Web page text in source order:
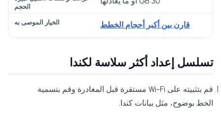
قارن بين أكبر أحجام الخطط
تسلسل إعداد أكثر سلاسة لكندا
قم بتثبيته على Wi-Fi مستقرة قبل المغادرة وقم بتسمية
الخط بوضوح، مثل بيانات كندا.